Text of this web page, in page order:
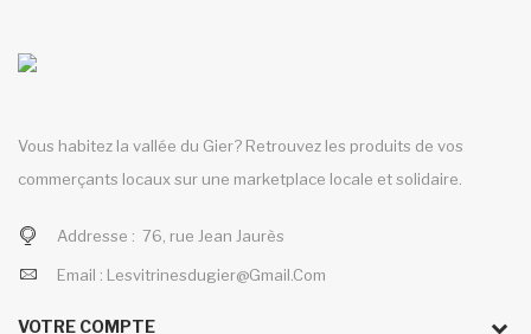
Vous habitez la vallée du Gier? Retrouvez les produits de vos
commerçants locaux sur une marketplace locale et solidaire.
Addresse : 76, rue Jean Jaurès
Email : Lesvitrinesdugier@gmail.com
VOTRE COMPTE